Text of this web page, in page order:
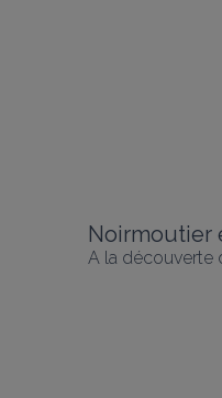
Noirmoutier
A la découverte